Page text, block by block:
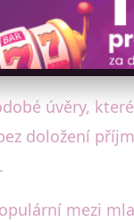
úvěry,
doložení
mezi